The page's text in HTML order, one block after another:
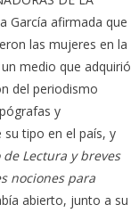
García afirmada que
las mujeres en la
medio que adquirió
del periodismo
y
su tipo en el país, y
Lectura y breves
nociones para
abierto, junto a su